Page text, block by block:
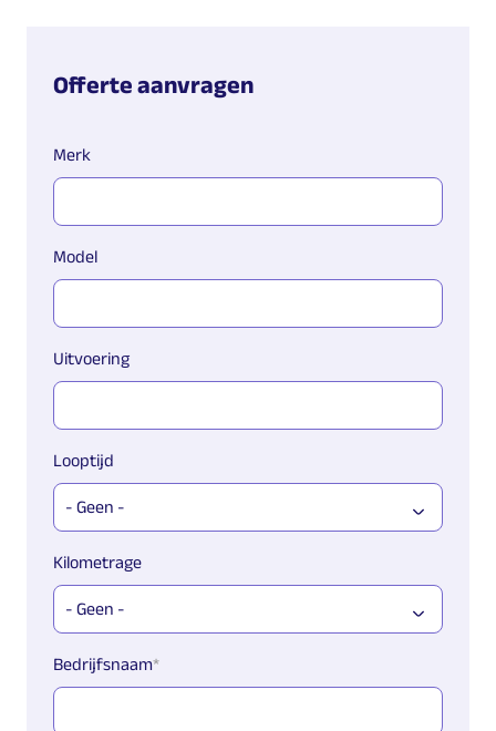
Offerte aanvragen
Merk
Model
Uitvoering
Looptijd
Kilometrage
Bedrijfsnaam